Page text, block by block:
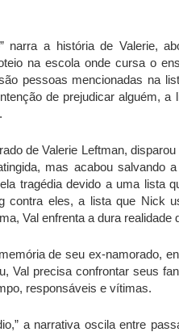
narra a história de Valerie,
na escola onde cursa o
pessoas mencionadas na
de prejudicar alguém,
de Valerie Leftman,
mas acabou salvando
tragédia devido a uma lista
contra eles, a lista que Nick
Val enfrenta a dura
de seu ex-namorado,
Val precisa confrontar seus
responsáveis e vítimas.
a narrativa oscila entre